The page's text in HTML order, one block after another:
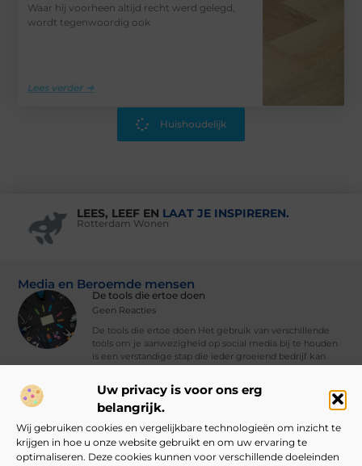
Uw privacy is voor ons erg
belangrijk.
Wij gebruiken cookies en vergelijkbare technologieën om inzicht te
krijgen in hoe u onze website gebruikt en om uw ervaring te
optimaliseren. Deze cookies kunnen voor verschillende doeleinden
Waar hij voorheen altijd recht werd gelegd,
wordt tegenwoordig ook
Lees verder ➜
Huishoudelijk
LEES, LEEF EN LAAT JE INSPIREREN.
Rotterdam Wonen
Media en Beroemde mensen
De tools die ertoe doen
Geen Reacties
De tools die ertoe doen Het gebruik van verschillende
tools om je aanwezigheid op social media bij te houden
is een verstandige stap die ieder groeiend bedrijf kan
Vind Ons Hier :